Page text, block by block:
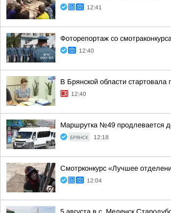
12:41
Фоторепортаж со
12:40
В Брянской области стартовала
12:40
Маршрутка №49 продлевается
БРЯНСК 12:18
Смотрконкурс «Лучшее
12:04